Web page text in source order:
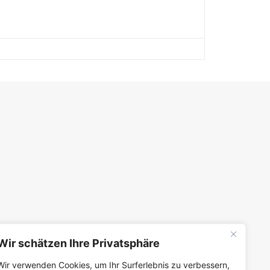
schätzen Ihre Privatsphäre
verwenden Cookies, um Ihr Surferlebnis zu verbessern,